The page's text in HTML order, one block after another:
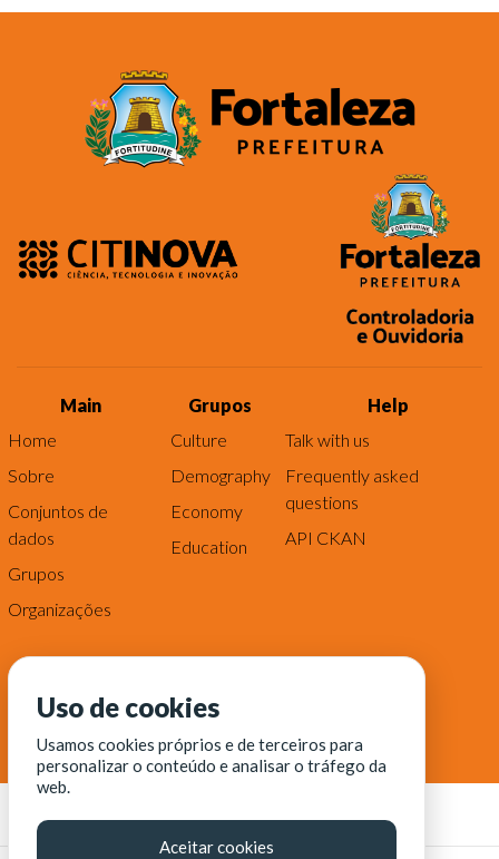
Main
Home
Sobre
Conjuntos de
dados
Grupos
Organizações
Grupos
Culture
Demography
Economy
Education
Help
Talk with us
Frequently asked
questions
API CKAN
Uso de cookies
Usamos cookies próprios e de terceiros para
personalizar o conteúdo e analisar o tráfego da
web.
Aceitar cookies